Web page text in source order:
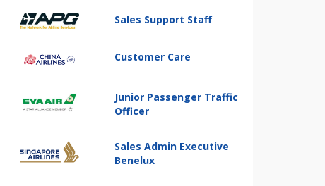
Sales Support Staff
Customer Care
Junior Passenger Traffic
Officer
Sales Admin Executive
Benelux